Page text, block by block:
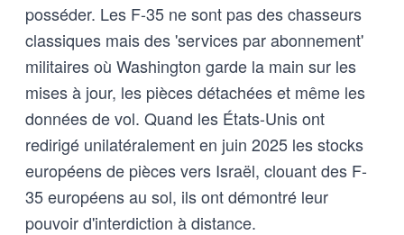
posséder. Les F-35 ne sont pas des chasseurs
classiques mais des 'services par abonnement'
militaires où Washington garde la main sur les
mises à jour, les pièces détachées et même les
données de vol. Quand les États-Unis ont
redirigé unilatéralement en juin 2025 les stocks
européens de pièces vers Israël, clouant des F-
35 européens au sol, ils ont démontré leur
pouvoir d'interdiction à distance.